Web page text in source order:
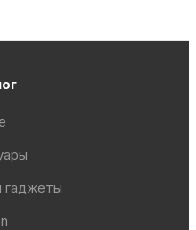
гаджеты